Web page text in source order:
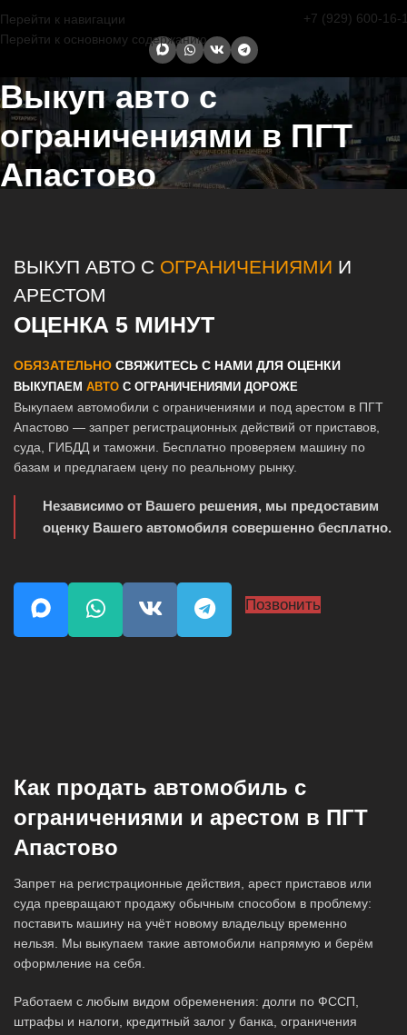
Перейти к навигации
Перейти к основному содержанию
+7 (929) 600-16-
Выкуп авто с
ограничениями в ПГТ
Апастово
ВЫКУП АВТО С ОГРАНИЧЕНИЯМИ И
АРЕСТОМ
ОЦЕНКА 5 МИНУТ
ОБЯЗАТЕЛЬНО СВЯЖИТЕСЬ С НАМИ ДЛЯ ОЦЕНКИ
ВЫКУПАЕМ АВТО С ОГРАНИЧЕНИЯМИ ДОРОЖЕ
Выкупаем автомобили с ограничениями и под арестом в ПГТ
Апастово — запрет регистрационных действий от приставов,
суда, ГИБДД и таможни. Бесплатно проверяем машину по
базам и предлагаем цену по реальному рынку.
Независимо от Вашего решения, мы предоставим
оценку Вашего автомобиля совершенно бесплатно.
Позвонить
Как продать автомобиль с
ограничениями и арестом в ПГТ
Апастово
Запрет на регистрационные действия, арест приставов или
суда превращают продажу обычным способом в проблему:
поставить машину на учёт новому владельцу временно
нельзя. Мы выкупаем такие автомобили напрямую и берём
оформление на себя.
Работаем с любым видом обременения: долги по ФССП,
штрафы и налоги, кредитный залог у банка, ограничения